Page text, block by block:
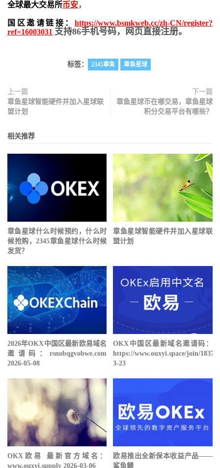
全球最大交易所币安，
国区邀请链接： https://www.bsmkweb.cc/zh-CN/register?
ref=16003031 支持86手机号码，网页直接注册。
标签： 2345章鱼 章鱼星球
上一篇
章鱼星球智能硬件并加入星球联
盟计划
下一篇
章鱼星球币在哪交易，章鱼星球
积分交易平台有哪些？
相关推荐
章鱼星球什么时候预约，什么时
候抢购，2345章鱼星球什么时候
发货？
章鱼星球智能硬件并加入星球联
盟计划
2026年OKX中国区最新欧易域名
邀请码：rsnobqgvobwe.com
2026-05-08
OKX中国区最新域名邀请码：
https://www.ouxyi.space/join/
3-23
OKX欧易 最新官方域名：
www.ouxyi.supply 2026-03-06
欧易推出全新保本收益产品——
鲨鱼鳍